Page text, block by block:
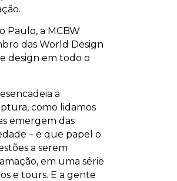
Paulo, a MCBW
das World Design
design em todo o
a
como lidamos
emergem das
– e que papel o
a serem
em uma série
e tours. E a gente